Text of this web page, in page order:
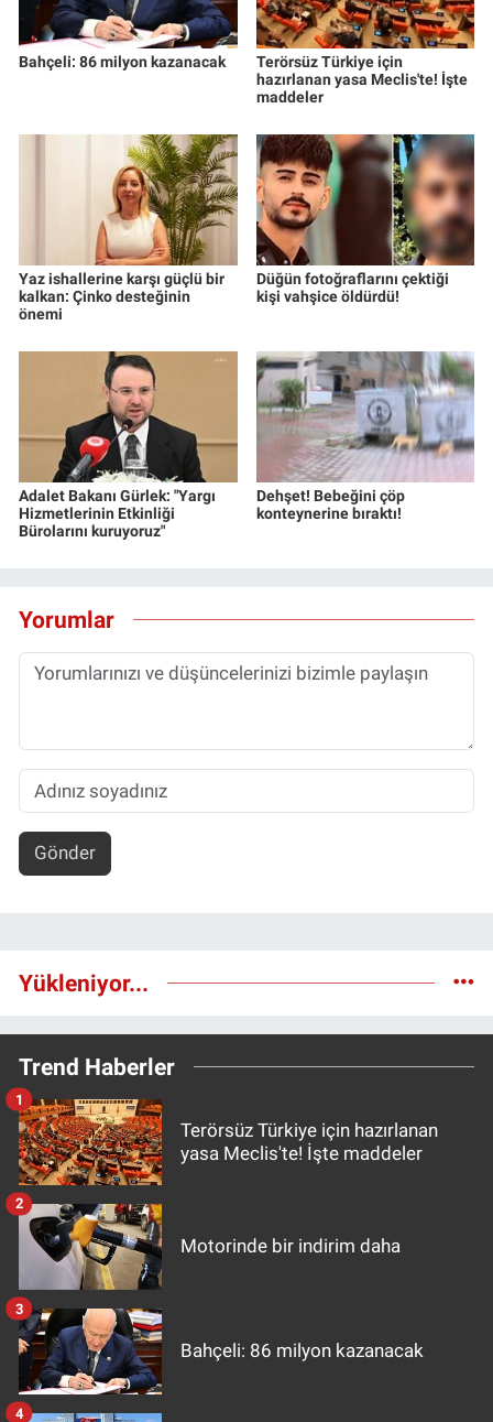
Bahçeli: 86 milyon kazanacak
Terörsüz Türkiye için
hazırlanan yasa Meclis'te! İşte
maddeler
Yaz ishallerine karşı güçlü bir
kalkan: Çinko desteğinin
önemi
Düğün fotoğraflarını çektiği
kişi vahşice öldürdü!
Adalet Bakanı Gürlek: "Yargı
Hizmetlerinin Etkinliği
Bürolarını kuruyoruz"
Dehşet! Bebeğini çöp
konteynerine bıraktı!
Yorumlar
Gönder
Yükleniyor...
Trend Haberler
Terörsüz Türkiye için hazırlanan
yasa Meclis'te! İşte maddeler
1
Motorinde bir indirim daha
2
Bahçeli: 86 milyon kazanacak
3
4